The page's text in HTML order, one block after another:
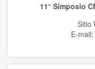
Culture11° Simposio
Sitio
E-